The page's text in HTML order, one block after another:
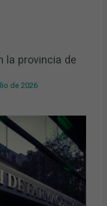
la provincia de
de 2026